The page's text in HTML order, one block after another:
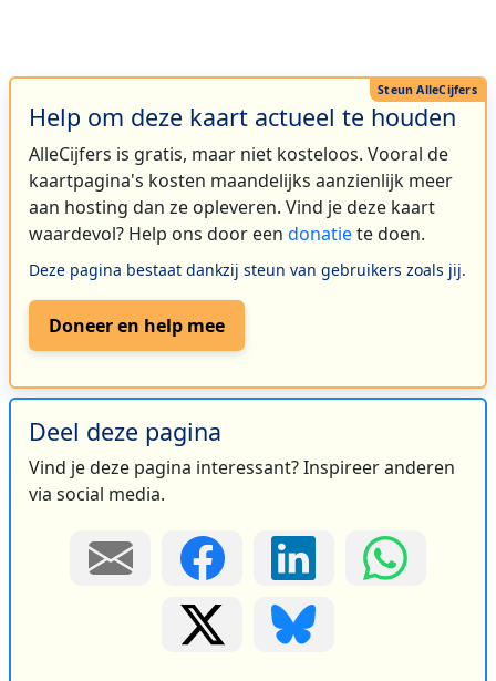
Help om deze kaart actueel te houden
AlleCijfers is gratis, maar niet kosteloos. Vooral de
kaartpagina's kosten maandelijks aanzienlijk meer
aan hosting dan ze opleveren. Vind je deze kaart
waardevol? Help ons door een donatiete doen.
Deze pagina bestaat dankzij steun van gebruikers zoals jij.
Doneer en help mee
Deel deze pagina
Vind je deze pagina interessant? Inspireer anderen
via social media.